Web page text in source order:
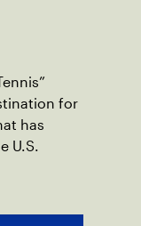
for
has
U.S.